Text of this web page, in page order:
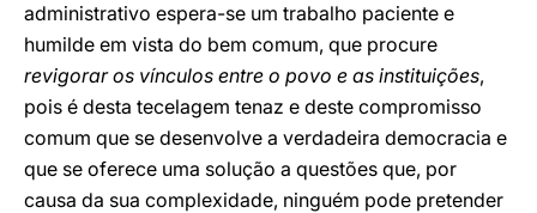
administrativo espera-se um trabalho paciente e
humilde em vista do bem comum, que procure
revigorar os vínculos entre o povo e as instituições,
pois é desta tecelagem tenaz e deste compromisso
comum que se desenvolve a verdadeira democracia e
que se oferece uma solução a questões que, por
causa da sua complexidade, ninguém pode pretender